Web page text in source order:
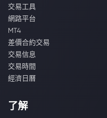
交易工具
網路平台
MT4
差價合約交易
交易信息
交易時間
經濟日曆
了解